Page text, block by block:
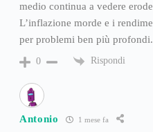
medio continua a vedere
L’inflazione morde e i
per problemi ben più profondi.
0 Rispondi
Antonio 1 mese fa